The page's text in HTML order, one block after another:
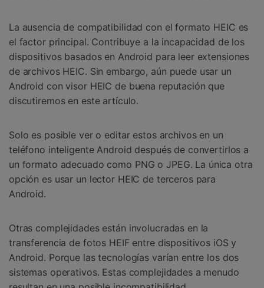
La ausencia de compatibilidad con el formato HEIC es
el factor principal. Contribuye a la incapacidad de los
dispositivos basados ​​en Android para leer extensiones
de archivos HEIC. Sin embargo, aún puede usar un
Android con visor HEIC de buena reputación que
discutiremos en este artículo.
Solo es posible ver o editar estos archivos en un
teléfono inteligente Android después de convertirlos a
un formato adecuado como PNG o JPEG. La única otra
opción es usar un lector HEIC de terceros para
Android.
Otras complejidades están involucradas en la
transferencia de fotos HEIF entre dispositivos iOS y
Android. Porque las tecnologías varían entre los dos
sistemas operativos. Estas complejidades a menudo